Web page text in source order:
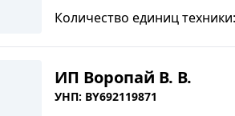
Количество единиц
ИП Воропай В. В.
УНП: BY692119871